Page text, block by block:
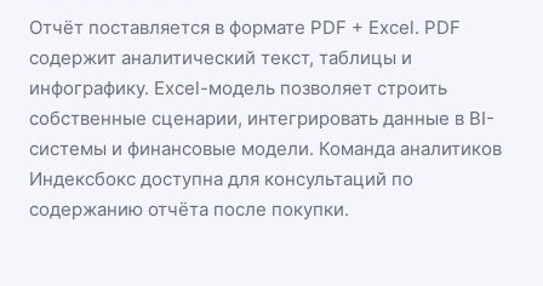
Отчёт поставляется в формате PDF + Excel. PDF
содержит аналитический текст, таблицы и
инфографику. Excel-модель позволяет строить
собственные сценарии, интегрировать данные в BI-
системы и финансовые модели. Команда аналитиков
Индексбокс доступна для консультаций по
содержанию отчёта после покупки.